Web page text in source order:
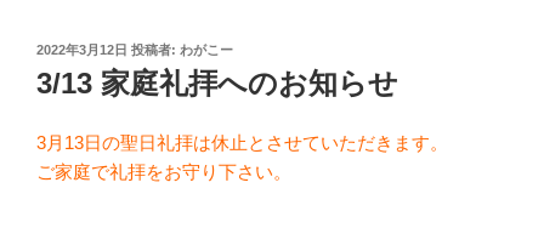
投
稿
日:
2022年3月12日 投稿者: わがこー
3/13 家庭礼拝へのお知らせ
3月13日の聖日礼拝は休止とさせていただきます。
ご家庭で礼拝をお守り下さい。